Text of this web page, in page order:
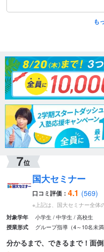
も
国大セミナー
口コミ評価： 4.1 (569)
※上記は、国大セミナー全体
対象学年 小学生 中学生 高校生
授業形式 グループ指導（4～10名未満
分かるまで、できるまで！面